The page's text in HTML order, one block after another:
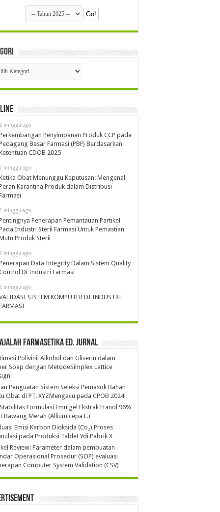
minggu ago
Penyimpanan Produk CCP pada
Besar Farmasi (PBF) Berdasarkan
CDOB 2025
minggu ago
Obat Menunggu Keputusan: Mengenal
Karantina Produk dalam Distribusi
minggu ago
Penerapan Pemantauan Partikel
Industri Steril Farmasi Untuk Pemastian
Produk Steril
minggu ago
Data Integrity Dalam Sistem Quality
Di Industri Farmasi
minggu ago
SISTEM KOMPUTER DI INDUSTRI
Farmasetika Ed. Jurnal
Polivinil Alkohol dan Gliserin dalam
Soap dengan MetodeSimplex Lattice
Penguatan Sistem Seleksi Pemasok Bahan
Obat di PT. XYZMengacu pada CPOB 2024
Formulasi Emulgel Ekstrak Etanol 96%
Bawang Merah (Allium cepa L.)
Emisi Karbon Dioksida (Co₂) Proses
pada Produksi Tablet Ydi Pabrik X
Review: Parameter dalam pembuatan
Operasional Prosedur (SOP) evaluasi
Computer System Validation (CSV)